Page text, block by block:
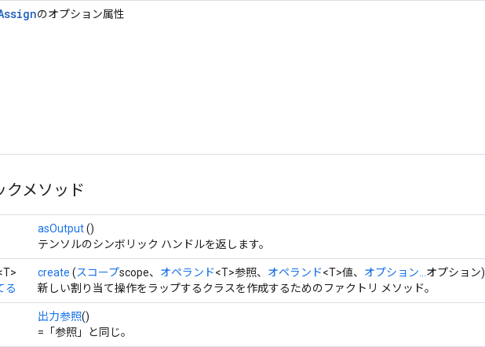
のオプション属性
クメソッド
asOutput()
テンソルのシンボリック ハンドルを返します。
る
create (スコープscope、 オペランド<T>参照、 オペランド<T>値、 オプション... オプション)
新しい割り当て操作をラップするクラスを作成するためのファクトリ メソッド。
出力参照()
=「参照」と同じ。